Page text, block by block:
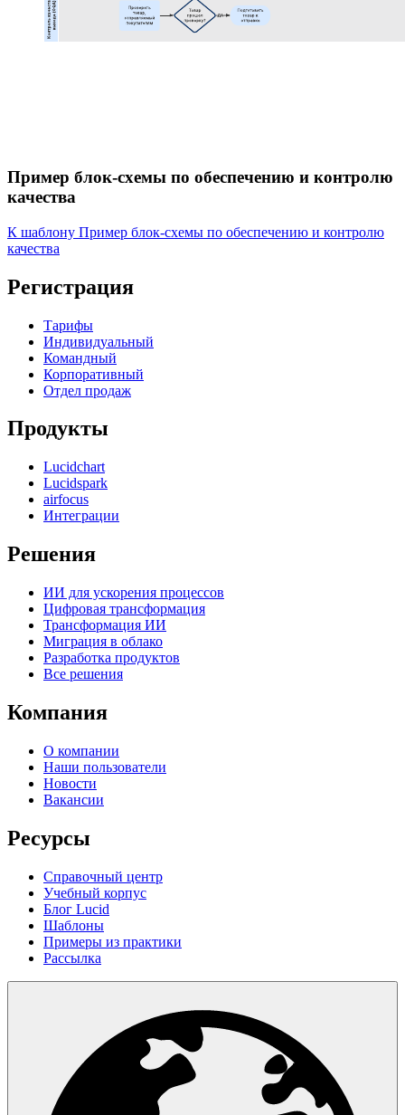
Пример блок-схемы по обеспечению и контролю
качества
К шаблону Пример блок-схемы по обеспечению и контролю
качества
Регистрация
Тарифы
Индивидуальный
Командный
Корпоративный
Отдел продаж
Продукты
Lucidchart
Lucidspark
airfocus
Интеграции
Решения
ИИ для ускорения процессов
Цифровая трансформация
Трансформация ИИ
Миграция в облако
Разработка продуктов
Все решения
Компания
О компании
Наши пользователи
Новости
Вакансии
Ресурсы
Справочный центр
Учебный корпус
Блог Lucid
Шаблоны
Примеры из практики
Рассылка